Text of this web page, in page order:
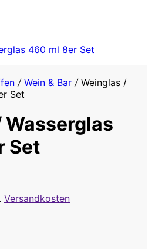
/ Wein & Bar /Weinglas /
Set
Set
Versandkosten